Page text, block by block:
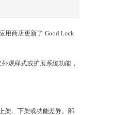
用商店更新了 Good Lock
观样式或扩展系统功能，
架、下架或功能差异。部